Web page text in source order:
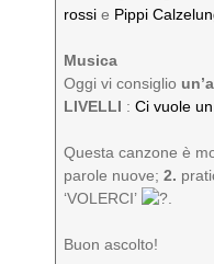
rossie Pippi
Musica
Oggi vi consiglio
LIVELLI :Ci vuole
Questa canzone è
parole nuove;2.
‘VOLERCI’
Buon ascolto!